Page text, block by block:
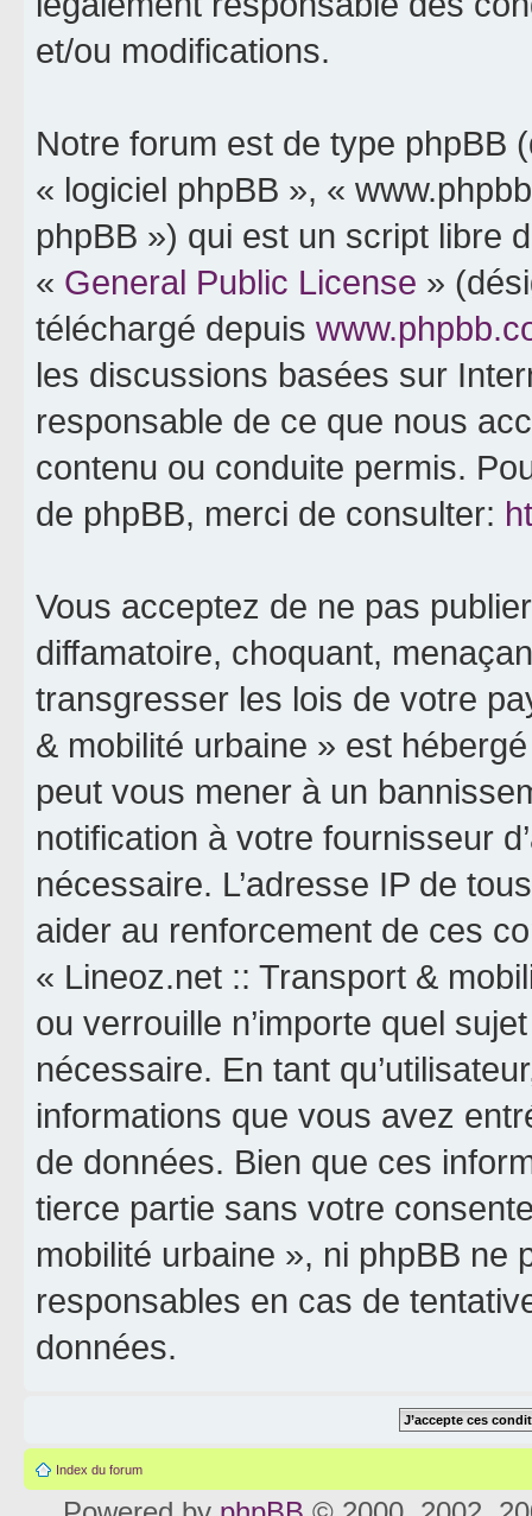
et/ou modifications.
Notre forum est de type phpBB
« logiciel phpBB », «
phpBB ») qui est un script libre
« General Public License »
téléchargé depuis
les discussions basées sur
responsable de ce que nous
contenu ou conduite permis.
de phpBB, merci de consulter:
Vous acceptez de ne pas
diffamatoire, choquant,
transgresser les lois de votre
& mobilité urbaine » est
peut vous mener à un
notification à votre fournisseur
nécessaire. L’adresse IP de
aider au renforcement de ces
« Lineoz.net :: Transport &
ou verrouille n’importe quel
nécessaire. En tant
informations que vous avez
de données. Bien que ces
tierce partie sans votre
mobilité urbaine », ni phpBB ne
responsables en cas de
données.
Index du forum